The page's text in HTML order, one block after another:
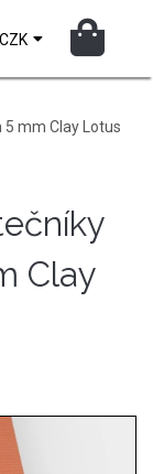
CZK
mm Clay Lotus
Clay